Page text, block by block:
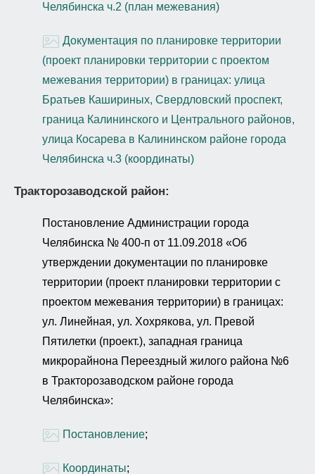
Челябинска ч.2 (план межевания)
Документация по планировке территории
(проект планировки территории с проектом
межевания территории) в границах: улица
Братьев Кашириных, Свердловский проспект,
граница Калининского и Центрального районов,
улица Косарева в Калининском районе города
Челябинска ч.3 (координаты)
Тракторозаводской район:
Постановление Администрации города
Челябинска № 400-п от 11.09.2018 «Об
утверждении документации по планировке
территории (проект планировки территории с
проектом межевания территории) в границах:
ул. Линейная, ул. Хохрякова, ул. Превой
Пятилетки (проект.), западная граница
микрорайнона Переездный жилого района №6
в Тракторозаводском районе города
Челябинска»:
Постановление;
Координаты;